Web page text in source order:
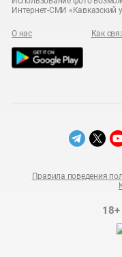
Интернет-СМИ «Кавказский
О нас Как
18+
Правила поведения